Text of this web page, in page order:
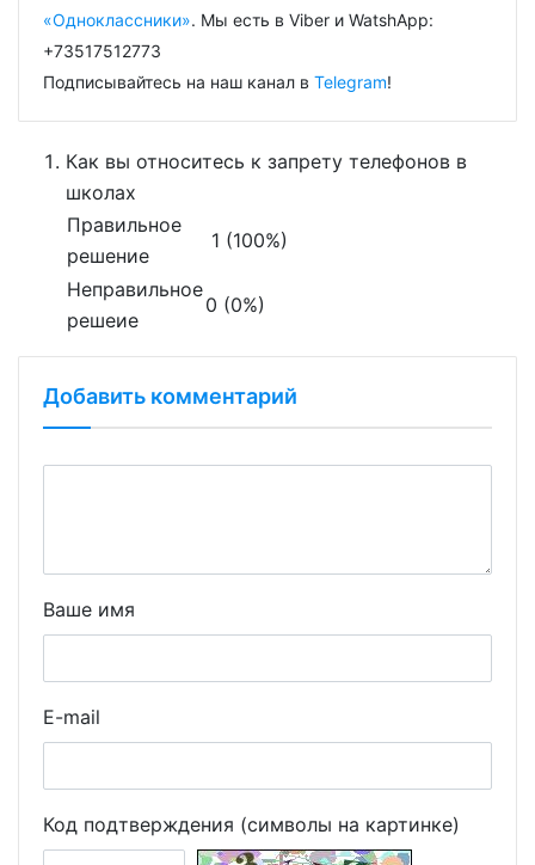
«Одноклассники». Мы есть в Viber и WatshApp:
+73517512773
Подписывайтесь на наш канал в Telegram!
Как вы относитесь к запрету телефонов в
школах
Правильное
решение
1 (100%)
Неправильное
решеие
0 (0%)
Добавить комментарий
Ваше имя
E-mail
Код подтверждения (символы на картинке)